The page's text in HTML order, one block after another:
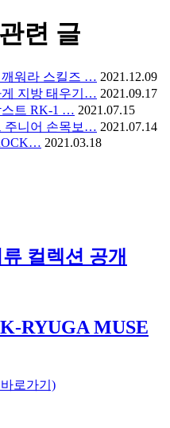
련 글
깨워라 스킬즈 … 2021.12.09
게 지방 태우기… 2021.09.17
스트 RK-1 … 2021.07.15
주니어 손목보… 2021.07.14
2021.03.18
컬렉션 공개
RYUGA MUSE